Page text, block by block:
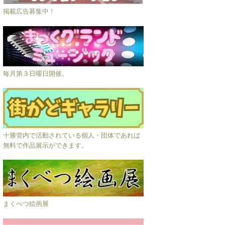
掲載広告募集中！
毎月第３日曜日開催。
十勝管内で活動されている個人・団体であれば
無料で作品展示ができます。
まくべつ絵画展